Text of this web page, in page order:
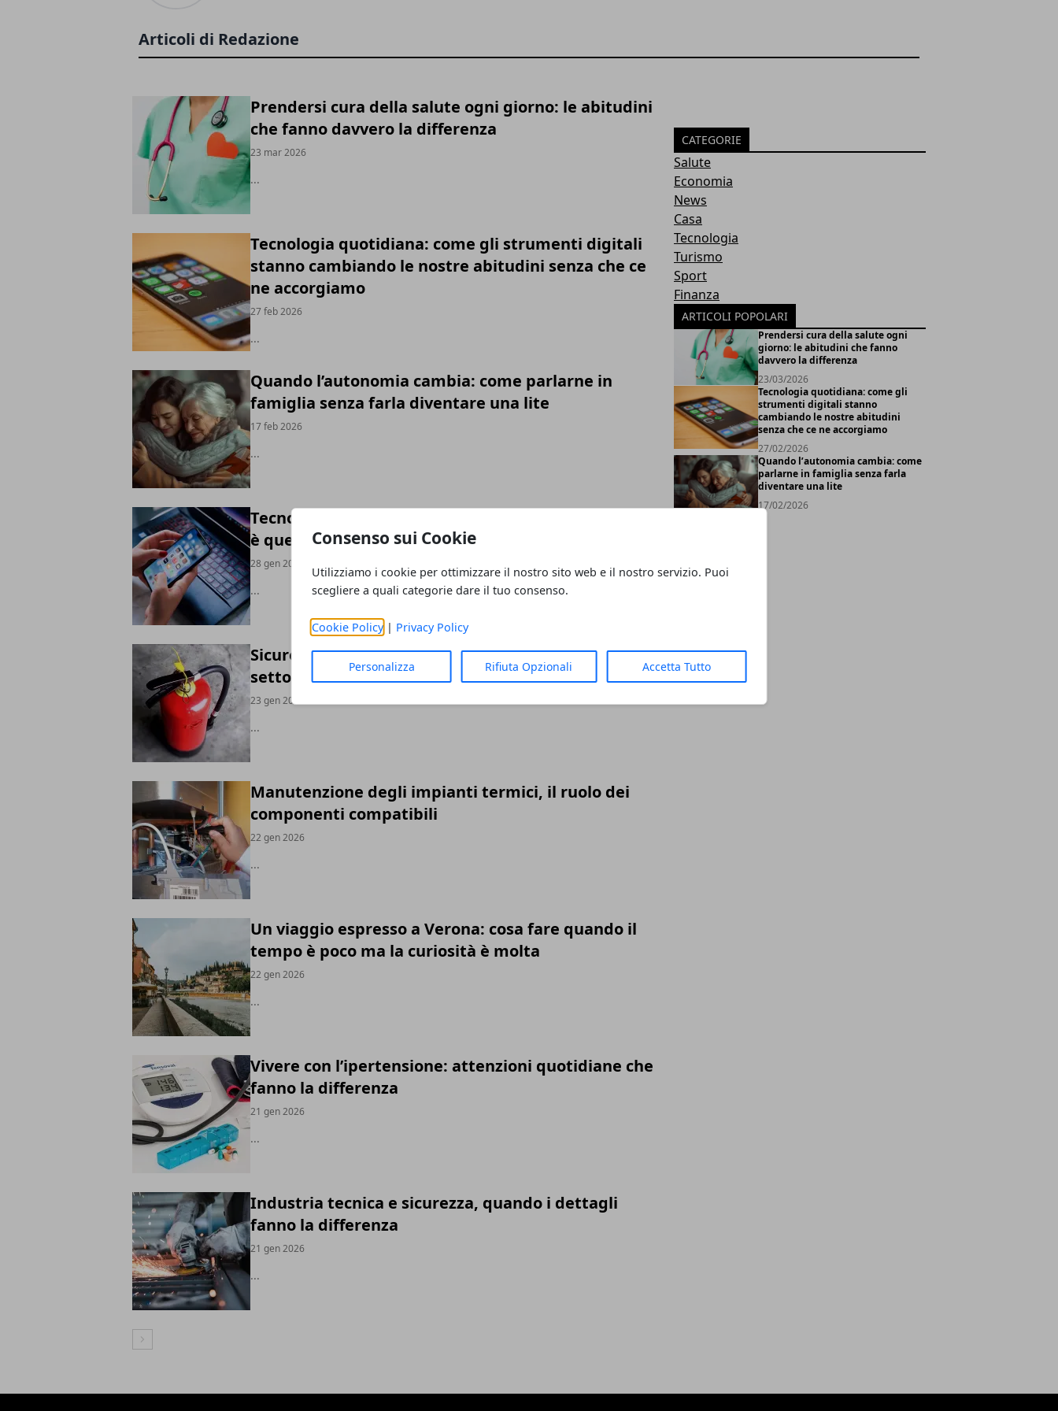
Consenso sui Cookie
Utilizziamo i cookie per ottimizzare il nostro sito web e il nostro servizio. Puoi
scegliere a quali categorie dare il tuo consenso.
Cookie Policy| Privacy Policy
Personalizza Rifiuta Opzionali Accetta Tutto
Articoli di Redazione
Prendersi cura della salute ogni giorno: le abitudini
che fanno davvero la differenza
23 mar 2026
...
Tecnologia quotidiana: come gli strumenti digitali
stanno cambiando le nostre abitudini senza che ce
ne accorgiamo
27 feb 2026
...
Quando l’autonomia cambia: come parlarne in
famiglia senza farla diventare una lite
17 feb 2026
...
Tecnologia quotidiana: il cambiamento più grande
è quello che quasi non notiamo
28 gen 2026
...
Sicurezza antincendio e imprese specializzate, un
settore che evolve
23 gen 2026
...
Manutenzione degli impianti termici, il ruolo dei
componenti compatibili
22 gen 2026
...
Un viaggio espresso a Verona: cosa fare quando il
tempo è poco ma la curiosità è molta
22 gen 2026
...
Vivere con l’ipertensione: attenzioni quotidiane che
fanno la differenza
21 gen 2026
...
Industria tecnica e sicurezza, quando i dettagli
fanno la differenza
21 gen 2026
...
Articolo Successivo
CATEGORIE
Salute
Economia
News
Casa
Tecnologia
Turismo
Sport
Finanza
ARTICOLI POPOLARI
Prendersi cura della salute ogni
giorno: le abitudini che fanno
davvero la differenza
23/03/2026
Tecnologia quotidiana: come gli
strumenti digitali stanno
cambiando le nostre abitudini
senza che ce ne accorgiamo
27/02/2026
Quando l’autonomia cambia: come
parlarne in famiglia senza farla
diventare una lite
17/02/2026